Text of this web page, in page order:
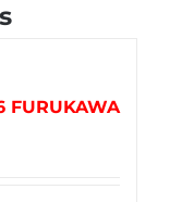
FURUKAWA